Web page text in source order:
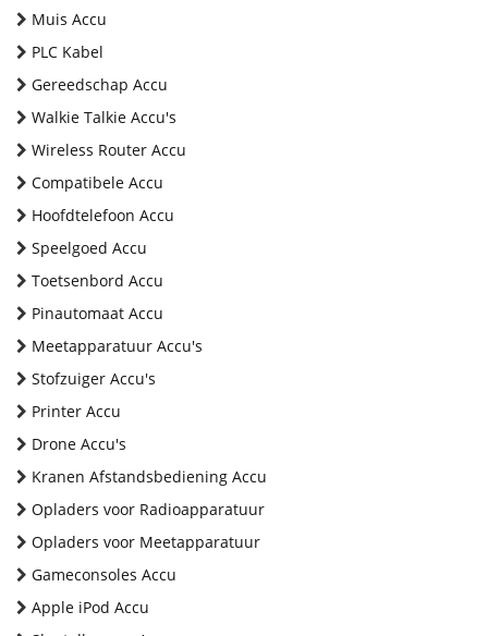
Muis Accu
PLC Kabel
Gereedschap Accu
Walkie Talkie Accu's
Wireless Router Accu
Compatibele Accu
Hoofdtelefoon Accu
Speelgoed Accu
Toetsenbord Accu
Pinautomaat Accu
Meetapparatuur Accu's
Stofzuiger Accu's
Printer Accu
Drone Accu's
Kranen Afstandsbediening Accu
Opladers voor Radioapparatuur
Opladers voor Meetapparatuur
Gameconsoles Accu
Apple iPod Accu